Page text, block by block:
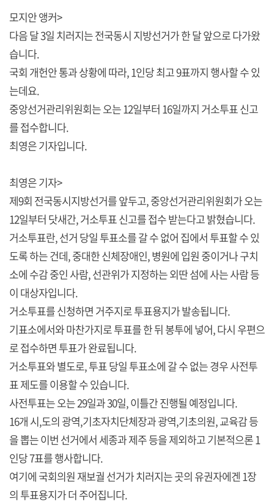
모지안 앵커>
다음 달 3일 치러지는 전국동시 지방선거가 한 달 앞으로 다가왔
습니다.
국회 개헌안 통과 상황에 따라, 1인당 최고 9표까지 행사할 수 있
는데요.
중앙선거관리위원회는 오는 12일부터 16일까지 거소투표 신고
를 접수합니다.
최영은 기자입니다.
최영은 기자>
제9회 전국동시지방선거를 앞두고, 중앙선거관리위원회가 오는
12일부터 닷새간, 거소투표 신고를 접수 받는다고 밝혔습니다.
거소투표란, 선거 당일 투표소를 갈 수 없어 집에서 투표할 수 있
도록 하는 건데, 중대한 신체장애인, 병원에 입원 중이거나 구치
소에 수감 중인 사람, 선관위가 지정하는 외딴 섬에 사는 사람 등
이 대상자입니다.
거소투표를 신청하면 거주지로 투표용지가 발송됩니다.
기표소에서와 마찬가지로 투표를 한 뒤 봉투에 넣어, 다시 우편으
로 접수하면 투표가 완료됩니다.
거소투표와 별도로, 투표 당일 투표소에 갈 수 없는 경우 사전투
표 제도를 이용할 수 있습니다.
사전투표는 오는 29일과 30일, 이틀간 진행될 예정입니다.
16개 시,도의 광역,기초자치단체장과 광역,기초의원, 교육감 등
을 뽑는 이번 선거에서 세종과 제주 등을 제외하고 기본적으론 1
인당 7표를 행사합니다.
여기에 국회의원 재보궐 선거가 치러지는 곳의 유권자에겐 1장
의 투표용지가 더 주어집니다.